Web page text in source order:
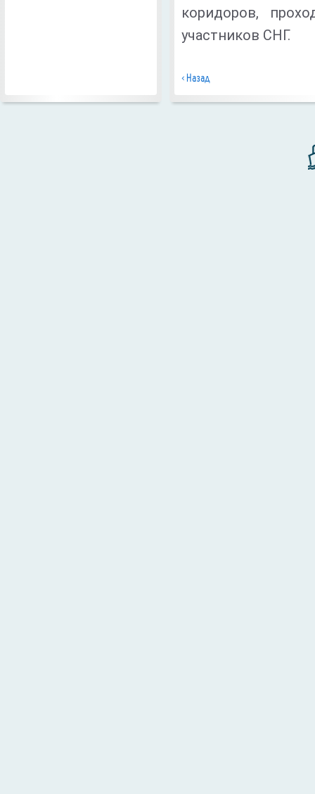
коридоров,
участников СНГ.
< Назад